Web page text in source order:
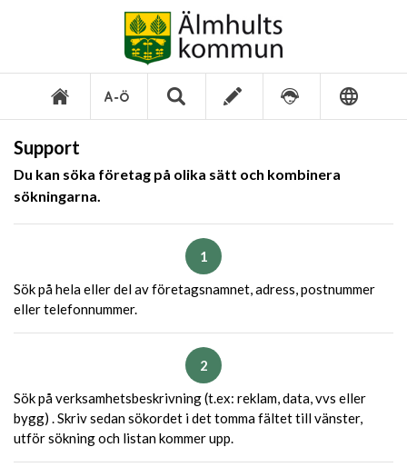
Support
Du kan söka företag på olika sätt och kombinera
sökningarna.
1
Sök på hela eller del av företagsnamnet, adress, postnummer
eller telefonnummer.
2
Sök på verksamhetsbeskrivning (t.ex: reklam, data, vvs eller
bygg) . Skriv sedan sökordet i det tomma fältet till vänster,
utför sökning och listan kommer upp.